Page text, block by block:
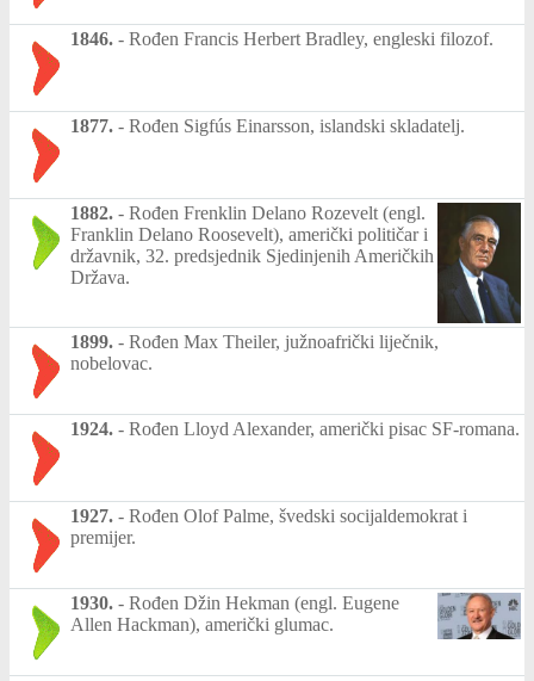
1846. - Rođen Francis Herbert Bradley, engleski filozof.
1877. - Rođen Sigfús Einarsson, islandski skladatelj.
1882. - Rođen Frenklin Delano Rozevelt (engl.
Franklin Delano Roosevelt), američki političar i
državnik, 32. predsjednik Sjedinjenih Američkih
Država.
1899. - Rođen Max Theiler, južnoafrički liječnik,
nobelovac.
1924. - Rođen Lloyd Alexander, američki pisac SF-romana.
1927. - Rođen Olof Palme, švedski socijaldemokrat i
premijer.
1930. - Rođen Džin Hekman (engl. Eugene
Allen Hackman), američki glumac.